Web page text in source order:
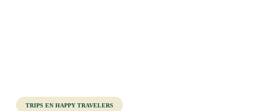
Trips en Happy travelers